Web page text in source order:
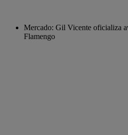
Mercado: Gil Vicente oficializa
Flamengo